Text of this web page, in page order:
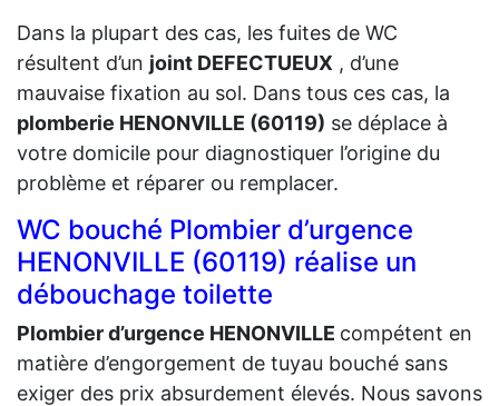
Dans la plupart des cas, les fuites de WC
résultent d’un joint DEFECTUEUX , d’une
mauvaise fixation au sol. Dans tous ces cas, la
plomberie HENONVILLE (60119) se déplace à
votre domicile pour diagnostiquer l’origine du
problème et réparer ou remplacer.
WC bouché Plombier d’urgence
HENONVILLE (60119) réalise un
débouchage toilette
Plombier d’urgence HENONVILLE compétent en
matière d’engorgement de tuyau bouché sans
exiger des prix absurdement élevés. Nous savons